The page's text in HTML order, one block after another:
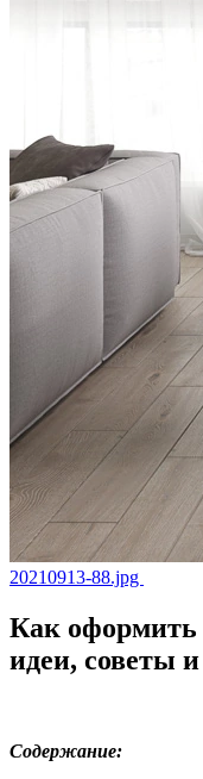
20210913-88.jpg
Как оформить
идеи, советы
Содержание: